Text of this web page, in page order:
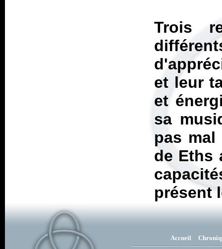
Trois
et leur
et
sa
pas
de Eths
présent
Accueil